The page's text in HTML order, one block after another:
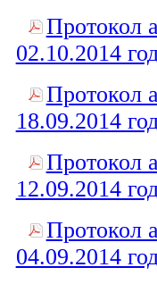
Протокол
02.10.2014
Протокол
18.09.2014
Протокол
12.09.2014
Протокол
04.09.2014